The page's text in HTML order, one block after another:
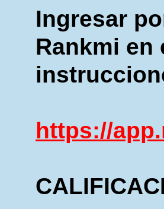
Ingresar
Rankmi en
https://